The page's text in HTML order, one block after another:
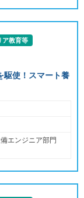
ア教育等
駆使！スマート養
エンジニア部門